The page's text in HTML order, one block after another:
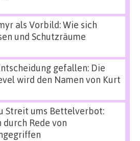
als Vorbild: Wie sich
und Schutzräume
gefallen: Die
wird den Namen von Kurt
Streit ums Bettelverbot:
Rede von